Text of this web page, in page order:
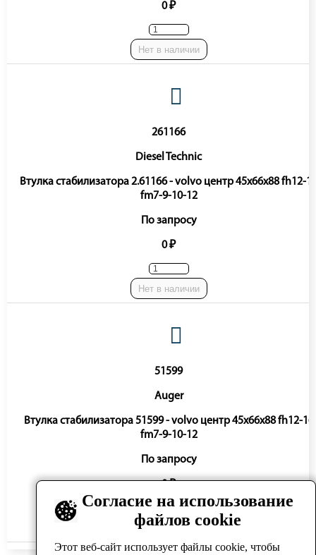
0 ₽
Нет в наличии
261166
Diesel Technic
Втулка стабилизатора 2.61166 - volvo центр 45x66x88 fh12-
fm7-9-10-12
По запросу
0 ₽
Нет в наличии
51599
Auger
Втулка стабилизатора 51599 - volvo центр 45x66x88 fh12-16
fm7-9-10-12
По запросу
0 ₽
Нет в наличии
Согласие на использование
файлов cookie
Этот веб-сайт использует файлы cookie, чтобы